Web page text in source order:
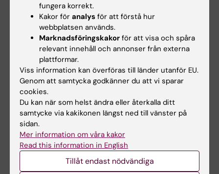
före detta KI-…
17 jun 2026
Nu går "sista kullen"
från gamla
läkarprogrammet ut i
yrkeslivet
När Gottfrid Rehnman och
17 jun 2026
framgångar förs
vidare till det nya
läkarprogrammet
Den 5 juni examinerades den
fungera korrekt.
Kakor för analys för att förstå hur
webbplatsen används.
Marknadsföringskakor för att visa och spåra
relevant innehåll och annonser från externa
plattformar.
Viss information kan överföras till länder utanför EU.
Genom att samtycka godkänner du att vi sparar
cookies.
Du kan när som helst ändra eller återkalla ditt
samtycke via kakikonen längst ned till vänster på
sidan.
Mer information om våra kakor
Read this information in English
Tillåt endast nödvändiga